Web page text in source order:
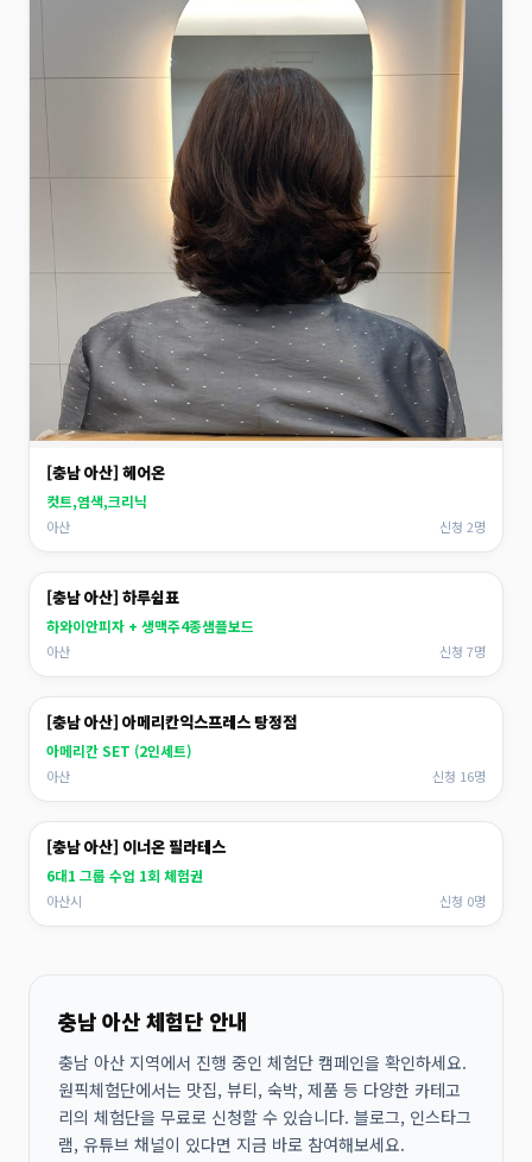
[충남 아산] 헤어온
컷트,염색,크리닉
아산 신청 2명
[충남 아산] 하루쉼표
하와이안피자 + 생맥주4종샘플보드
아산 신청 7명
[충남 아산] 아메리칸익스프레스 탕정점
아메리칸 SET (2인세트)
아산 신청 16명
[충남 아산] 이너온 필라테스
6대1 그룹 수업 1회 체험권
아산시 신청 0명
충남 아산 체험단 안내
충남 아산 지역에서 진행 중인 체험단 캠페인을 확인하세요.
원픽체험단에서는 맛집, 뷰티, 숙박, 제품 등 다양한 카테고
리의 체험단을 무료로 신청할 수 있습니다. 블로그, 인스타그
램, 유튜브 채널이 있다면 지금 바로 참여해보세요.